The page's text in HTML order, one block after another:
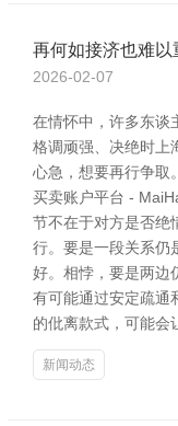
再何如接济也难
2026-02-07
在情怀中，许多东谈
格调顽强、决绝时上
心急，想要再行争取
买卖账户平台 -
节不在于对方是否绝
行。要是一段关系仍
好。相悖，要是两边
有可能通过安定疏通
的仳离款式，可能会
新闻动态